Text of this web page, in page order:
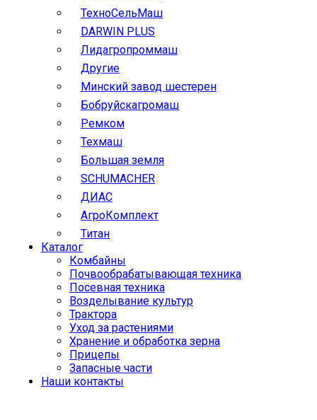
ТехноСельМаш
DARWIN PLUS
Лидагропроммаш
Другие
Минский завод шестерен
Бобруйскагромаш
Ремком
Техмаш
Большая земля
SCHUMACHER
ДИАС
АгроКомплект
Титан
Каталог
Комбайны
Почвообрабатывающая техника
Посевная техника
Возделывание культур
Трактора
Уход за растениями
Хранение и обработка зерна
Прицепы
Запасные части
Наши контакты